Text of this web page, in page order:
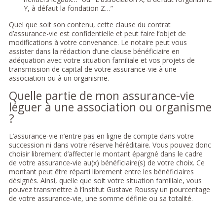
Y, à défaut la fondation Z…”
Quel que soit son contenu, cette clause du contrat
d’assurance-vie est confidentielle et peut faire l’objet de
modifications à votre convenance. Le notaire peut vous
assister dans la rédaction d’une clause bénéficiaire en
adéquation avec votre situation familiale et vos projets de
transmission de capital de votre assurance-vie à une
association ou à un organisme.
Quelle partie de mon assurance-vie
léguer à une association ou organisme
?
L’assurance-vie n’entre pas en ligne de compte dans votre
succession ni dans votre réserve héréditaire. Vous pouvez donc
choisir librement d’affecter le montant épargné dans le cadre
de votre assurance-vie au(x) bénéficiaire(s) de votre choix. Ce
montant peut être réparti librement entre les bénéficiaires
désignés. Ainsi, quelle que soit votre situation familiale, vous
pouvez transmettre à l’Institut Gustave Roussy un pourcentage
de votre assurance-vie, une somme définie ou sa totalité.